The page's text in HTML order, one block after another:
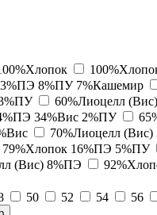
8%ПУ 7%Кашемир
60%Лиоцелл
34%Вис 2%ПУ
70%Лиоцелл
79%Хлопок 16%ПЭ 5%ПУ
(Вис) 8%ПЭ
50 52 54 56